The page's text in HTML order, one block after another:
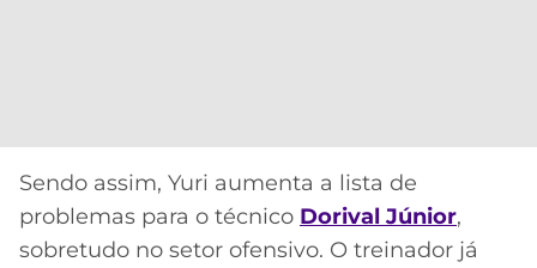
Sendo assim, Yuri aumenta a lista de
problemas para o técnico Dorival Júnior,
sobretudo no setor ofensivo. O treinador já